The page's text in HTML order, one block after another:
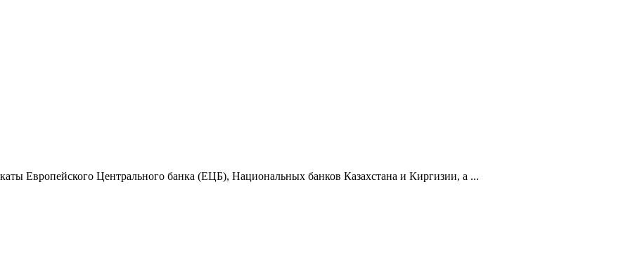
Европейского Центрального банка (ЕЦБ), Национальных банков Казахстана и Киргизии, а ...